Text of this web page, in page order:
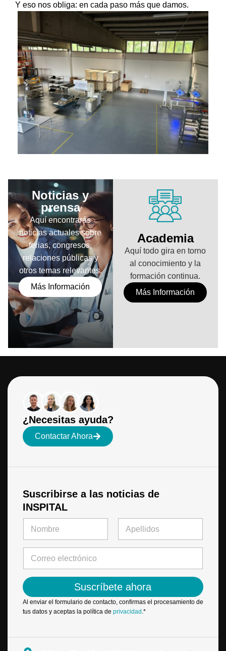
Y eso nos obliga: en cada paso más que damos.
Academia
Aquí todo gira en torno
al conocimiento y la
formación continua.
Más Información
Noticias y
prensa
Aquí encontrarás
noticias actuales sobre
ferias, congresos,
relaciones públicas y
otros temas relevantes.
Más Información
¿Necesitas ayuda?
Contactar Ahora
Suscribirse a las noticias de
INSPITAL
n
i
c
o
o
m
e
*
r
r
e
o
e
c
t
Suscríbete ahora
Al enviar el formulario de contacto, confirmas el procesamiento de
tus datos y aceptas la política de privacidad .*